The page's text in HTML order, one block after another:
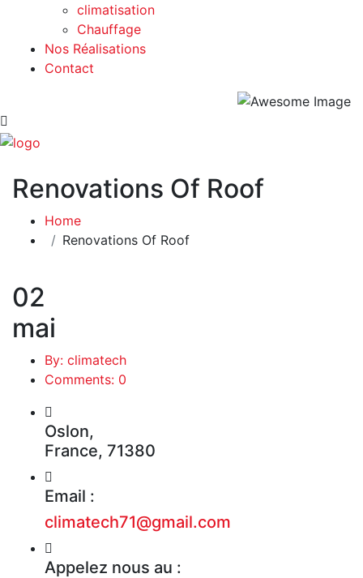
climatisation
Chauffage
Nos Réalisations
Contact
Renovations Of Roof
Home
Renovations Of Roof
02
mai
By: climatech
Comments: 0
Oslon,
France, 71380
Email :
climatech71@gmail.com
Appelez nous au :